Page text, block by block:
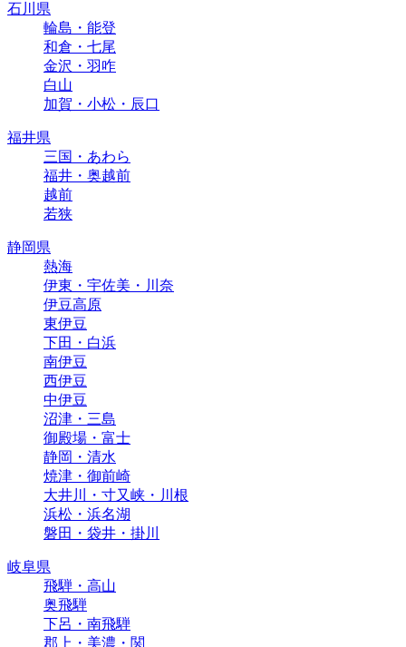
石川県
輪島・能登
和倉・七尾
金沢・羽咋
白山
加賀・小松・辰口
福井県
三国・あわら
福井・奥越前
越前
若狭
静岡県
熱海
伊東・宇佐美・川奈
伊豆高原
東伊豆
下田・白浜
南伊豆
西伊豆
中伊豆
沼津・三島
御殿場・富士
静岡・清水
焼津・御前崎
大井川・寸又峡・川根
浜松・浜名湖
磐田・袋井・掛川
岐阜県
飛騨・高山
奥飛騨
下呂・南飛騨
郡上・美濃・関